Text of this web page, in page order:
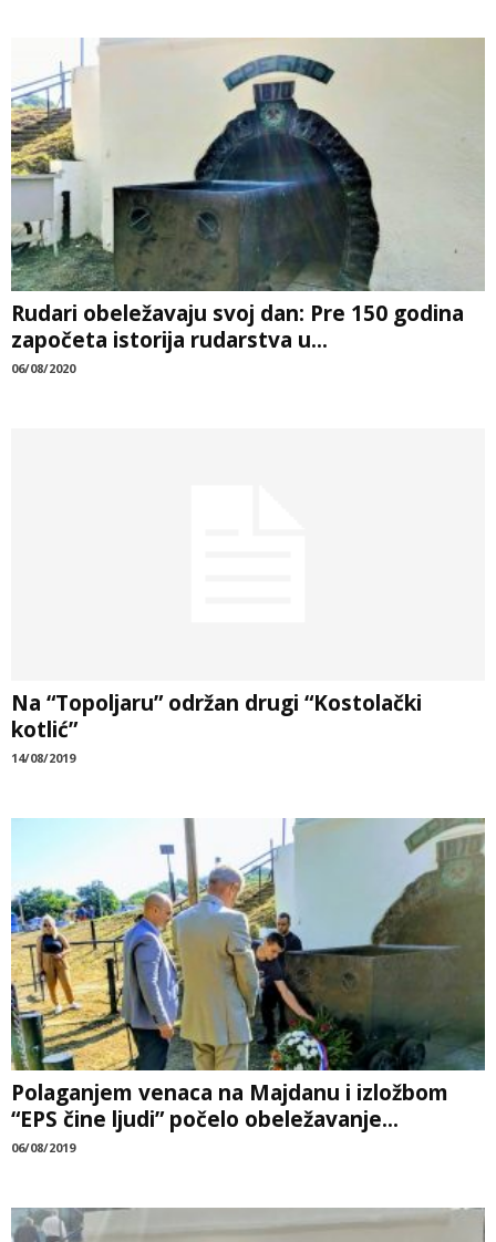
Rudari obeležavaju svoj dan: Pre 150 godina
započeta istorija rudarstva u...
06/08/2020
Na “Topoljaru” održan drugi “Kostolački
kotlić”
14/08/2019
Polaganjem venaca na Majdanu i izložbom
“EPS čine ljudi” počelo obeležavanje...
06/08/2019